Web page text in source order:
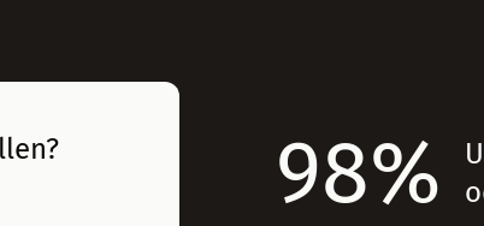
98%